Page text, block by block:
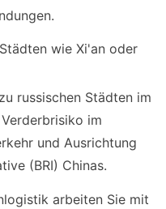
wie Xi'an oder
russischen Städten im
im
und Ausrichtung
(BRI) Chinas.
arbeiten Sie mit